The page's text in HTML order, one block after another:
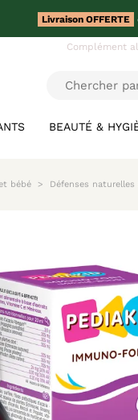
Livraison OFFERTE
Complément
BEAUTÉ &
bébé Défenses